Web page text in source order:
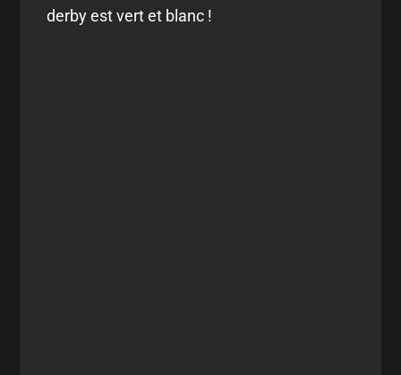
derby est vert et blanc !